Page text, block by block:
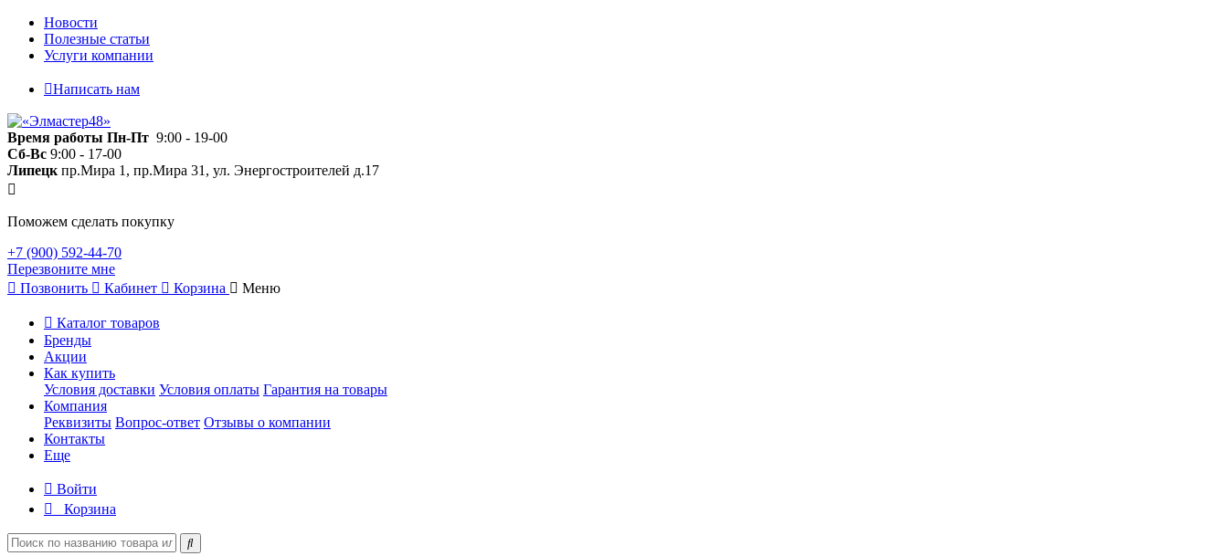
Новости
Полезные статьи
Услуги компании
Написать нам
Время работы Пн-Пт 9:00 - 19-00
Сб-Вс 9:00 - 17-00
Липецк пр.Мира 1, пр.Мира 31, ул. Энергостроителей д.17
Поможем сделать покупку
+7 (900) 592-44-70
Перезвоните мне
Позвонить
Кабинет Корзина Меню
Каталог товаров
Бренды
Акции
Как купить
Условия доставки Условия оплаты Гарантия на товары
Компания
Реквизиты Вопрос-ответ Отзывы о компании
Контакты
Еще
Войти
Корзина